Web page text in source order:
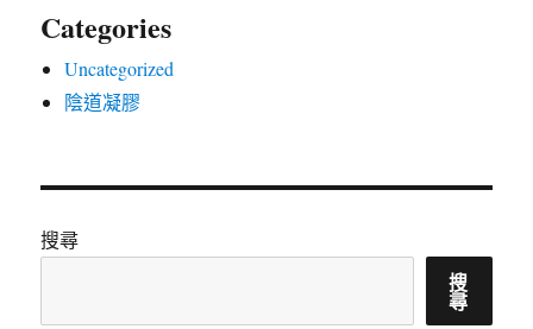
Categories
Uncategorized
陰道凝膠
搜尋
搜
尋